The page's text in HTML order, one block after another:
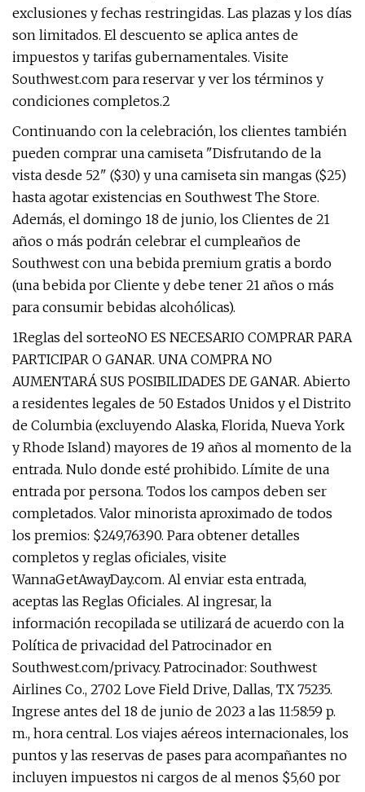
exclusiones y fechas restringidas. Las plazas y los días
son limitados. El descuento se aplica antes de
impuestos y tarifas gubernamentales. Visite
Southwest.com para reservar y ver los términos y
condiciones completos.2
Continuando con la celebración, los clientes también
pueden comprar una camiseta "Disfrutando de la
vista desde 52" ($30) y una camiseta sin mangas ($25)
hasta agotar existencias en Southwest The Store.
Además, el domingo 18 de junio, los Clientes de 21
años o más podrán celebrar el cumpleaños de
Southwest con una bebida premium gratis a bordo
(una bebida por Cliente y debe tener 21 años o más
para consumir bebidas alcohólicas).
1Reglas del sorteoNO ES NECESARIO COMPRAR PARA
PARTICIPAR O GANAR. UNA COMPRA NO
AUMENTARÁ SUS POSIBILIDADES DE GANAR. Abierto
a residentes legales de 50 Estados Unidos y el Distrito
de Columbia (excluyendo Alaska, Florida, Nueva York
y Rhode Island) mayores de 19 años al momento de la
entrada. Nulo donde esté prohibido. Límite de una
entrada por persona. Todos los campos deben ser
completados. Valor minorista aproximado de todos
los premios: $249,763.90. Para obtener detalles
completos y reglas oficiales, visite
WannaGetAwayDay.com. Al enviar esta entrada,
aceptas las Reglas Oficiales. Al ingresar, la
información recopilada se utilizará de acuerdo con la
Política de privacidad del Patrocinador en
Southwest.com/privacy. Patrocinador: Southwest
Airlines Co., 2702 Love Field Drive, Dallas, TX 75235.
Ingrese antes del 18 de junio de 2023 a las 11:58:59 p.
m., hora central. Los viajes aéreos internacionales, los
puntos y las reservas de pases para acompañantes no
incluyen impuestos ni cargos de al menos $5,60 por